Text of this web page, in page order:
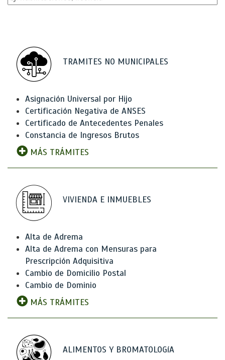
TRAMITES NO MUNICIPALES
Asignación Universal por Hijo
Certificación Negativa de ANSES
Certificado de Antecedentes Penales
Constancia de Ingresos Brutos
MÁS TRÁMITES
VIVIENDA E INMUEBLES
Alta de Adrema
Alta de Adrema con Mensuras para
Prescripción Adquisitiva
Cambio de Domicilio Postal
Cambio de Dominio
MÁS TRÁMITES
ALIMENTOS Y BROMATOLOGíA